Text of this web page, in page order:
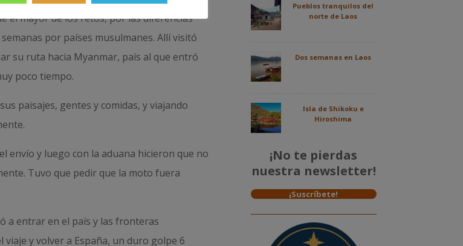
el mayor de los retos, por las diferencias
por países musulmanes. Allí visitó
su ruta hacia Myanmar, país al que entró
poco tiempo.
paisajes, gentes y comidas, y viajando
envío y luego con la aduana hicieron que no
Tuvo que pedir que la moto fuera
a entrar en el país y las fronteras
y volver a España, un duro golpe 6
Pueblos tranquilos del
norte de Laos
Dos semanas en Laos
Isla de Shikoku e
Hiroshima
¡No te pierdas
nuestra newsletter!
¡Suscríbete!